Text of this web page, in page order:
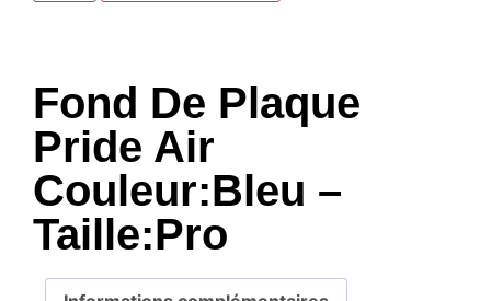
Fond De Plaque
Pride Air
Couleur:Bleu –
Taille:Pro